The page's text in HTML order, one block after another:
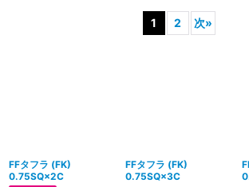
1 2 次»
FFタフラ (FK)
0.75SQ×2C
FFタフラ (FK)
0.75SQ×3C